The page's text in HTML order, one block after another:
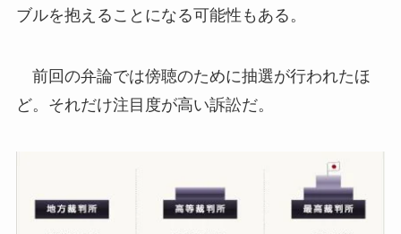
ブルを抱えることになる可能性もある。
前回の弁論では傍聴のために抽選が行われたほ
ど。それだけ注目度が高い訴訟だ。